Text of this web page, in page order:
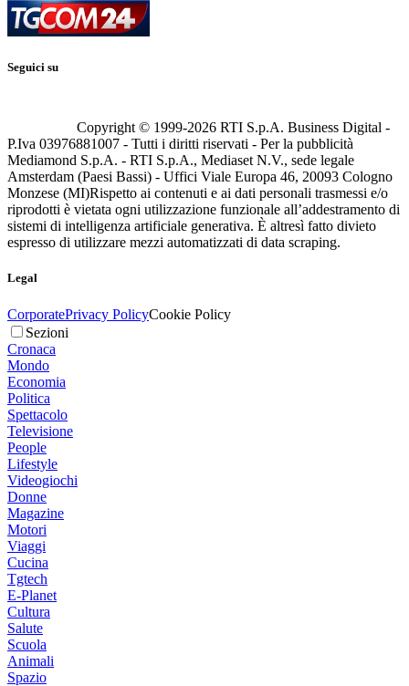
Seguici su
Copyright © 1999-2026 RTI S.p.A. Business Digital -
P.Iva 03976881007 - Tutti i diritti riservati - Per la pubblicità
Mediamond S.p.A. - RTI S.p.A., Mediaset N.V., sede legale
Amsterdam (Paesi Bassi) - Uffici Viale Europa 46, 20093 Cologno
Monzese (MI)Rispetto ai contenuti e ai dati personali trasmessi e/o
riprodotti è vietata ogni utilizzazione funzionale all’addestramento di
sistemi di intelligenza artificiale generativa. È altresì fatto divieto
espresso di utilizzare mezzi automatizzati di data scraping.
Legal
CorporatePrivacy PolicyCookie Policy
Sezioni
Cronaca
Mondo
Economia
Politica
Spettacolo
Televisione
People
Lifestyle
Videogiochi
Donne
Magazine
Motori
Viaggi
Cucina
Tgtech
E-Planet
Cultura
Salute
Scuola
Animali
Spazio